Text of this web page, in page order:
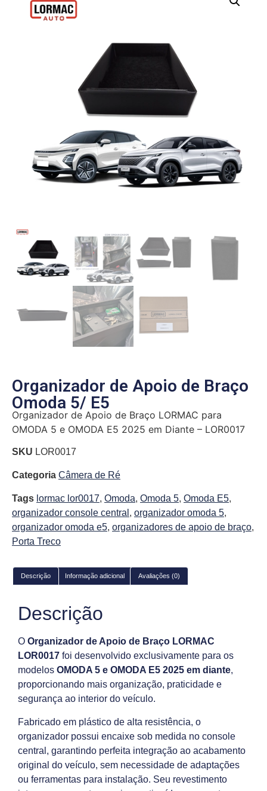
Organizador de Apoio de Braço
Omoda 5/ E5
Organizador de Apoio de Braço LORMAC para
OMODA 5 e OMODA E5 2025 em Diante – LOR0017
SKU LOR0017
Categoria Câmera de Ré
Tags lormac lor0017, Omoda, Omoda 5, Omoda E5,
organizador console central , organizador omoda 5,
organizador omoda e5, organizadores de apoio de braço,
Porta Treco
Descrição Informação adicional Avaliações (0)
Descrição
O Organizador de Apoio de Braço LORMAC
LOR0017 foi desenvolvido exclusivamente para os
modelos OMODA 5 e OMODA E5 2025 em diante,
proporcionando mais organização, praticidade e
segurança ao interior do veículo.
Fabricado em plástico de alta resistência, o
organizador possui encaixe sob medida no console
central, garantindo perfeita integração ao acabamento
original do veículo, sem necessidade de adaptações
ou ferramentas para instalação. Seu revestimento